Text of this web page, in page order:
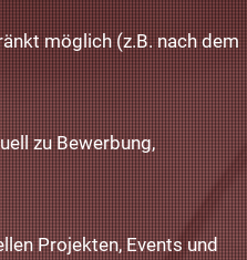
möglich (z.B. nach dem
zu Bewerbung,
Projekten, Events und